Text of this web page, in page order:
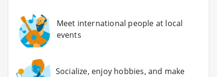
Meet international people at local
events
Socialize, enjoy hobbies, and make